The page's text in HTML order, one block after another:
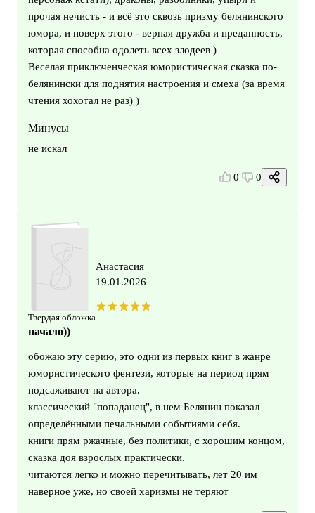
прочая нечисть - и всё это сквозь призму белянинского
юмора, и поверх этого - верная дружба и преданность,
которая способна одолеть всех злодеев )
Веселая приключенческая юмористическая сказка по-
белянински для поднятия настроения и смеха (за время
чтения хохотал не раз) )
Минусы
не искал
0 0
Твердая обложка
Анастасия
19.01.2026
начало))
обожаю эту серию, это одни из первых книг в жанре
юмористического фентези, которые на период прям
подсаживают на автора.
классический "попаданец", в нем Белянин показал
определёнными печальными событиями себя.
книги прям ржачные, без политики, с хорошим концом,
сказка доя взрослых практически.
читаются легко и можно перечитывать, лет 20 им
наверное уже, но своей харизмы не теряют